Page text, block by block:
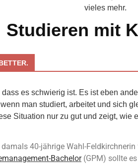
vieles mehr.
Studieren mit
es schwierig ist. Es ist eben
man studiert, arbeitet und sich
Situation nur zu gut und zeigt, wie
40-jährige Wahl-
Bachelor(GPM) sollte es